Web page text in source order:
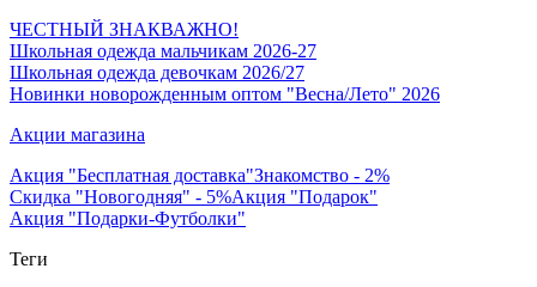
ЧЕСТНЫЙ ЗНАКВАЖНО!
Школьная одежда мальчикам 2026-27
Школьная одежда девочкам 2026/27
Новинки новорожденным оптом "Весна/Лето" 2026
Акции магазина
Акция "Бесплатная доставка"Знакомство - 2%
Скидка "Новогодняя" - 5%Акция "Подарок"
Акция "Подарки-Футболки"
Теги